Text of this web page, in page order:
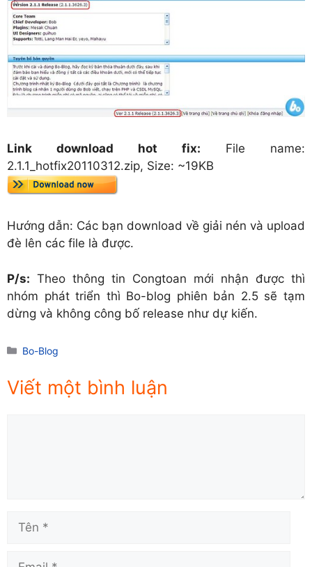
Link download hot fix: File name:
2.1.1_hotfix20110312.zip, Size: ~19KB
Hướng dẫn: Các bạn download về giải nén và upload
đè lên các file là được.
P/s: Theo thông tin Congtoan mới nhận được thì
nhóm phát triển thì Bo-blog phiên bản 2.5 sẽ tạm
dừng và không công bố release như dự kiến.
Danh
Bo-Blog
Viết một bình luận
Tên
Email